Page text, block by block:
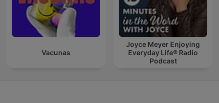
Vacunas
Joyce Meyer Enjoying
Everyday Life® Radio
Podcast